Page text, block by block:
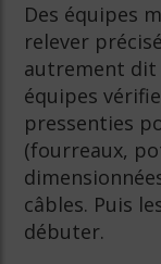
Des équipes
relever
autrement dit
équipes
pressenties
(fourreaux,
câbles. Puis
débuter.